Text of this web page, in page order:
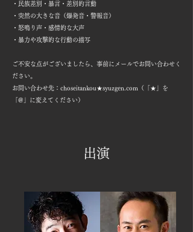
・民族差別・暴言・差別的言動
・突然の大きな音（爆発音・警報音）
・怒鳴り声・感情的な大声
・暴力や攻撃的な行動の描写
ご不安な点がございましたら、事前にメールでお問い合わせく
ださい。
お問い合わせ先：choseitankou★syuzgen.com（「★」を
「@」に変えてください）
​​出演​​​